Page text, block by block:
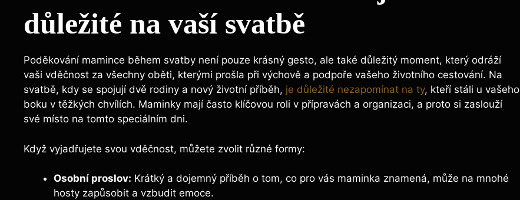
důležité na vaší svatbě
Poděkování mamince během svatby není pouze krásný gesto, ale také důležitý moment, který odráží
vaši vděčnost za všechny oběti, kterými prošla při výchově a podpoře vašeho životního cestování. Na
svatbě, kdy se spojují dvě rodiny a nový životní příběh, je důležité nezapomínat na ty, kteří stáli u vašeho
boku v těžkých chvílích. Maminky mají často klíčovou roli v přípravách a organizaci, a proto si zaslouží
své místo na tomto speciálním dni.
Když vyjadřujete svou vděčnost, můžete zvolit různé formy:
Osobní proslov: Krátký a dojemný příběh o tom, co pro vás maminka znamená, může na mnohé
hosty zapůsobit a vzbudit emoce.